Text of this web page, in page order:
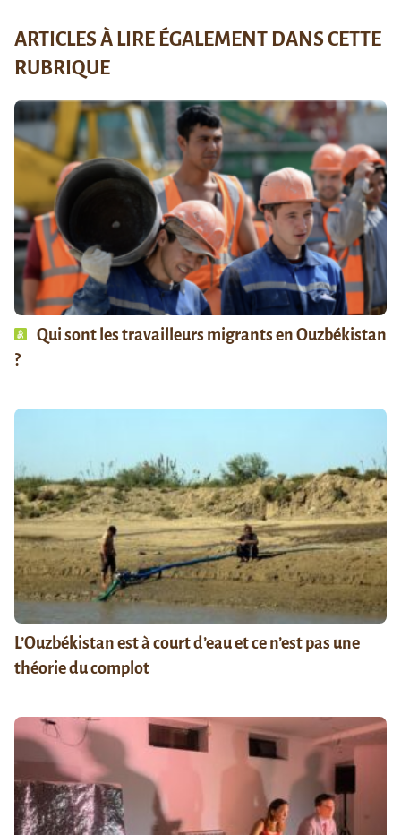
ARTICLES À LIRE ÉGALEMENT DANS CETTE
RUBRIQUE
Qui sont les travailleurs migrants en Ouzbékistan
?
L’Ouzbékistan est à court d’eau et ce n’est pas une
théorie du complot